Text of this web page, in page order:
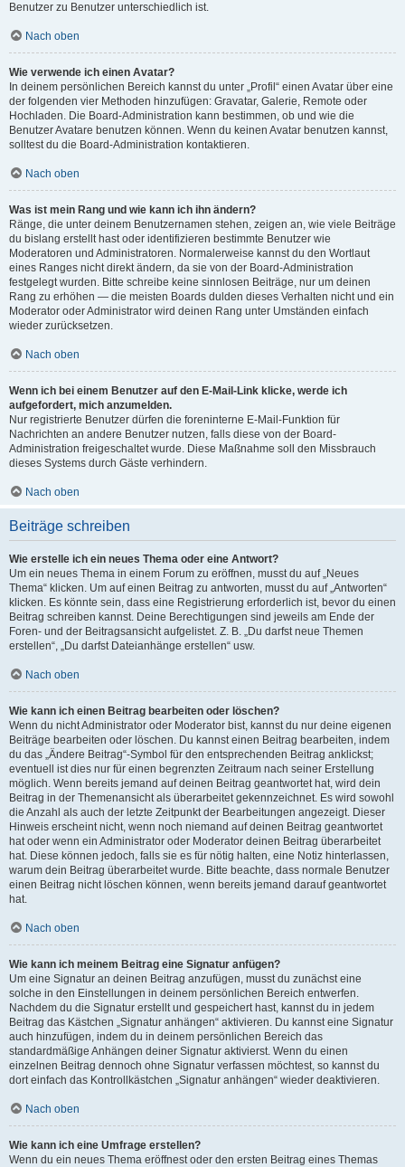
Benutzer zu Benutzer unterschiedlich ist.
Nach oben
Wie verwende ich einen Avatar?
In deinem persönlichen Bereich kannst du unter „Profil“ einen Avatar über eine
der folgenden vier Methoden hinzufügen: Gravatar, Galerie, Remote oder
Hochladen. Die Board-Administration kann bestimmen, ob und wie die
Benutzer Avatare benutzen können. Wenn du keinen Avatar benutzen kannst,
solltest du die Board-Administration kontaktieren.
Nach oben
Was ist mein Rang und wie kann ich ihn ändern?
Ränge, die unter deinem Benutzernamen stehen, zeigen an, wie viele Beiträge
du bislang erstellt hast oder identifizieren bestimmte Benutzer wie
Moderatoren und Administratoren. Normalerweise kannst du den Wortlaut
eines Ranges nicht direkt ändern, da sie von der Board-Administration
festgelegt wurden. Bitte schreibe keine sinnlosen Beiträge, nur um deinen
Rang zu erhöhen — die meisten Boards dulden dieses Verhalten nicht und ein
Moderator oder Administrator wird deinen Rang unter Umständen einfach
wieder zurücksetzen.
Nach oben
Wenn ich bei einem Benutzer auf den E-Mail-Link klicke, werde ich
aufgefordert, mich anzumelden.
Nur registrierte Benutzer dürfen die foreninterne E-Mail-Funktion für
Nachrichten an andere Benutzer nutzen, falls diese von der Board-
Administration freigeschaltet wurde. Diese Maßnahme soll den Missbrauch
dieses Systems durch Gäste verhindern.
Nach oben
Beiträge schreiben
Wie erstelle ich ein neues Thema oder eine Antwort?
Um ein neues Thema in einem Forum zu eröffnen, musst du auf „Neues
Thema“ klicken. Um auf einen Beitrag zu antworten, musst du auf „Antworten“
klicken. Es könnte sein, dass eine Registrierung erforderlich ist, bevor du einen
Beitrag schreiben kannst. Deine Berechtigungen sind jeweils am Ende der
Foren- und der Beitragsansicht aufgelistet. Z. B. „Du darfst neue Themen
erstellen“, „Du darfst Dateianhänge erstellen“ usw.
Nach oben
Wie kann ich einen Beitrag bearbeiten oder löschen?
Wenn du nicht Administrator oder Moderator bist, kannst du nur deine eigenen
Beiträge bearbeiten oder löschen. Du kannst einen Beitrag bearbeiten, indem
du das „Ändere Beitrag“-Symbol für den entsprechenden Beitrag anklickst;
eventuell ist dies nur für einen begrenzten Zeitraum nach seiner Erstellung
möglich. Wenn bereits jemand auf deinen Beitrag geantwortet hat, wird dein
Beitrag in der Themenansicht als überarbeitet gekennzeichnet. Es wird sowohl
die Anzahl als auch der letzte Zeitpunkt der Bearbeitungen angezeigt. Dieser
Hinweis erscheint nicht, wenn noch niemand auf deinen Beitrag geantwortet
hat oder wenn ein Administrator oder Moderator deinen Beitrag überarbeitet
hat. Diese können jedoch, falls sie es für nötig halten, eine Notiz hinterlassen,
warum dein Beitrag überarbeitet wurde. Bitte beachte, dass normale Benutzer
einen Beitrag nicht löschen können, wenn bereits jemand darauf geantwortet
hat.
Nach oben
Wie kann ich meinem Beitrag eine Signatur anfügen?
Um eine Signatur an deinen Beitrag anzufügen, musst du zunächst eine
solche in den Einstellungen in deinem persönlichen Bereich entwerfen.
Nachdem du die Signatur erstellt und gespeichert hast, kannst du in jedem
Beitrag das Kästchen „Signatur anhängen“ aktivieren. Du kannst eine Signatur
auch hinzufügen, indem du in deinem persönlichen Bereich das
standardmäßige Anhängen deiner Signatur aktivierst. Wenn du einen
einzelnen Beitrag dennoch ohne Signatur verfassen möchtest, so kannst du
dort einfach das Kontrollkästchen „Signatur anhängen“ wieder deaktivieren.
Nach oben
Wie kann ich eine Umfrage erstellen?
Wenn du ein neues Thema eröffnest oder den ersten Beitrag eines Themas